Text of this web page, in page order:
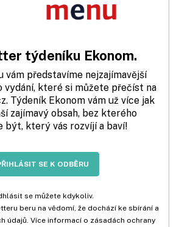
týdeníku Ekonom.
vám představíme nejzajímavější
vydání, které si můžete přečíst na
Týdeník Ekonom vám už více jak
zajímavý obsah, bez kterého
být, který vás rozvíjí a baví!
SE K ODBĚRU
se můžete kdykoliv.
beru na vědomí, že dochází ke sbírání a
údajů. Více informací o zásadách ochrany